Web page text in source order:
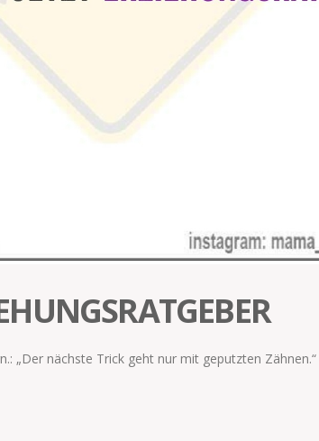
„Der nächste Trick geht nur mit geputzten Zähnen.“